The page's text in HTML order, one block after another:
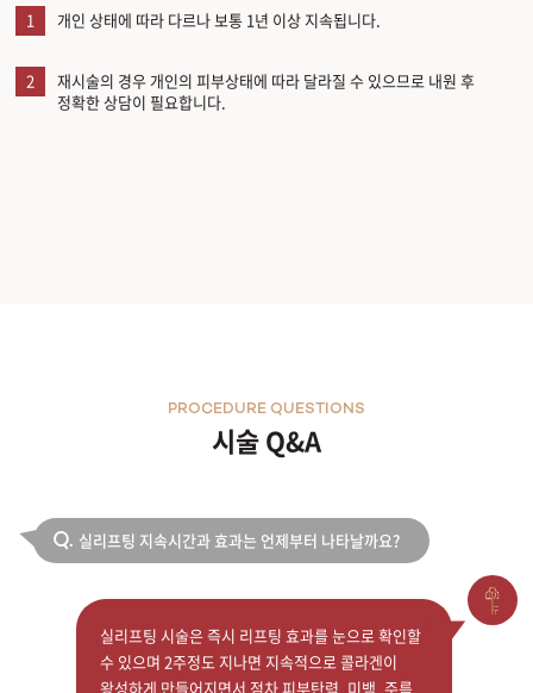
1 개인 상태에 따라 다르나 보통 1년 이상 지속됩니다.
2
재시술의 경우 개인의 피부상태에 따라 달라질 수 있으므로 내원 후
정확한 상담이 필요합니다.
시술 Q&A
PROCEDURE QUESTIONS
Q. 실리프팅 지속시간과 효과는 언제부터 나타날까요?
실리프팅 시술은 즉시 리프팅 효과를 눈으로 확인할
수 있으며 2주정도 지나면 지속적으로 콜라겐이
왕성하게 만들어지면서 점차 피부탄력, 미백, 주름